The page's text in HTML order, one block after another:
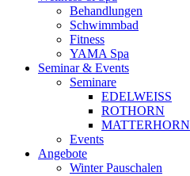
Behandlungen
Schwimmbad
Fitness
YAMA Spa
Seminar & Events
Seminare
EDELWEISS
ROTHORN
MATTERHORN
Events
Angebote
Winter Pauschalen